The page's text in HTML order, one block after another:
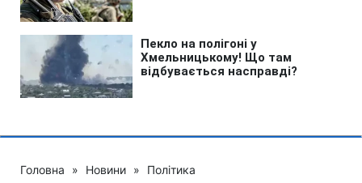
Головна » Новини » Політика